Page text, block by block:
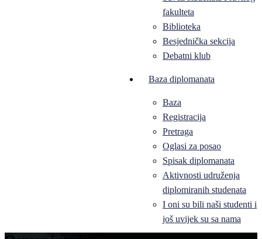
fakulteta
Biblioteka
Besjednička sekcija
Debatni klub
Baza diplomanata
Baza
Registracija
Pretraga
Oglasi za posao
Spisak diplomanata
Aktivnosti udruženja
diplomiranih studenata
I oni su bili naši studenti i
još uvijek su sa nama